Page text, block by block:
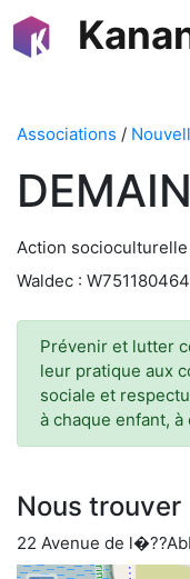
Associations /
Action
Waldec : W751180464
Prévenir et lutter
leur pratique aux
sociale et
à chaque enfant,
Nous trouver
22 Avenue de